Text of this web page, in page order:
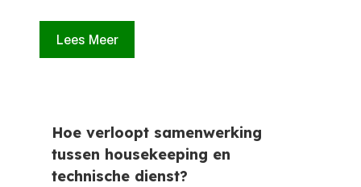
Lees Meer
Hoe verloopt samenwerking
tussen housekeeping en
technische dienst?